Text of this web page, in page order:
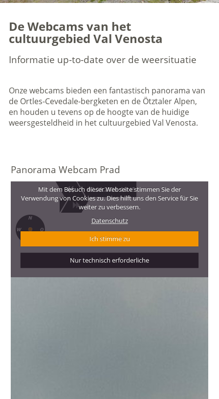
De Webcams van het
cultuurgebied Val Venosta
Informatie up-to-date over de weersituatie
Onze webcams bieden een fantastisch panorama van
de Ortles-Cevedale-bergketen en de Ötztaler Alpen,
en houden u tevens op de hoogte van de huidige
weersgesteldheid in het cultuurgebied Val Venosta.
Panorama Webcam Prad